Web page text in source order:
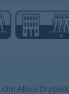
Om Allura Dryback